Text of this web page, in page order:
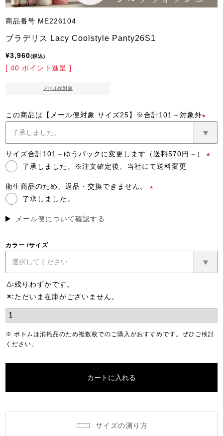
商品番号 ME226104
ブラデリス Lacy Coolstyle Panty26S1
¥3,960 税込
[ 40 ポイント進呈 ]
メール便対象
この商品は【メール便対象 サイズ25】※合計101～対象外
(必
須)
サイズ合計101～ゆうパックに変更します（送料570円～）
了承しました。※注文確定後、当社にて送料変更
衛生商品のため、返品・交換できません。
了承しました。
メール便について確認する
カラー サイズ
△ 残りわずかです。
✕ ただいま在庫がございません。
※ ボトムは消耗品のため複数枚でのご購入がおすすめです。ぜひご検討
ください。
カートに入れる
サイズの測り方